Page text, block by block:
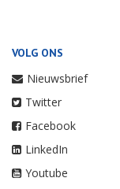
VOLG ONS
Nieuwsbrief
Twitter
Facebook
LinkedIn
Youtube